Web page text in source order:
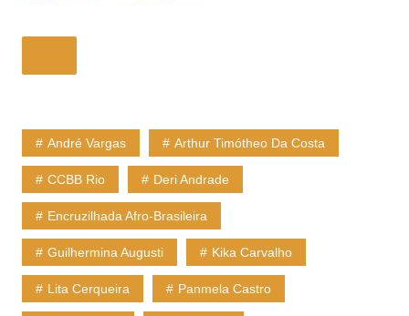
André Vargas Arthur Timótheo Da Costa
CCBB Rio Deri Andrade
Encruzilhada Afro-Brasileira
Guilhermina Augusti Kika Carvalho
Lita Cerqueira Panmela Castro